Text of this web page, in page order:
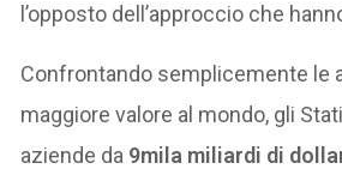
l’opposto dell’approccio che
Confrontando semplicemente le
maggiore valore al mondo, gli
aziende da 9mila miliardi di